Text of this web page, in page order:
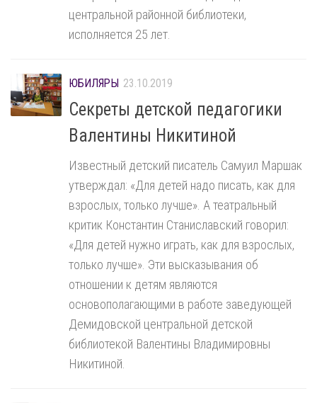
центральной районной библиотеки,
исполняется 25 лет.
ЮБИЛЯРЫ 23.10.2019
Секреты детской педагогики
Валентины Никитиной
Известный детский писатель Самуил Маршак
утверждал: «Для детей надо писать, как для
взрослых, только лучше». А театральный
критик Константин Станиславский говорил:
«Для детей нужно играть, как для взрослых,
только лучше». Эти высказывания об
отношении к детям являются
основополагающими в работе заведующей
Демидовской центральной детской
библиотекой Валентины Владимировны
Никитиной.